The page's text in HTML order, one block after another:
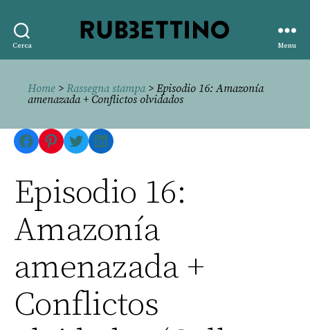
Cerca
editore
Menu
Home > Rassegna stampa> Episodio 16: Amazonía
amenazada + Conflictos olvidados
Facebook
Pinterest
TwitterLinkedIn
Episodio 16:
Amazonía
amenazada +
Conflictos